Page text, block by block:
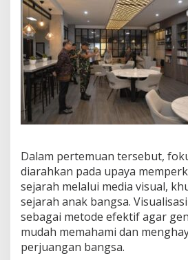
j
a
y
a
B
a
h
a
s
g
u
a
t
a
n
P
Dalam pertemuan tersebut,
diarahkan pada upaya
sejarah melalui media visual,
sejarah anak bangsa.
sebagai metode efektif agar
mudah memahami dan
perjuangan bangsa.